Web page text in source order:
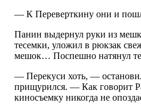
— К Переверткину они и
Панин выдернул руки из
тесемки, уложил в рюкзак
мешок… Поспешно натянул
— Перекуси хоть, —
прищурился. — Как говорит
киносъемку никогда не